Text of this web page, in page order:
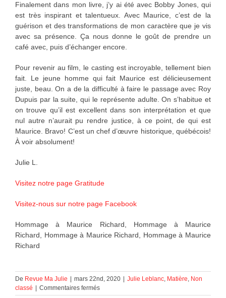
Finalement dans mon livre, j’y ai été avec Bobby Jones, qui
est très inspirant et talentueux. Avec Maurice, c’est de la
guérison et des transformations de mon caractère que je vis
avec sa présence. Ça nous donne le goût de prendre un
café avec, puis d’échanger encore.
Pour revenir au film, le casting est incroyable, tellement bien
fait. Le jeune homme qui fait Maurice est délicieusement
juste, beau. On a de la difficulté à faire le passage avec Roy
Dupuis par la suite, qui le représente adulte. On s’habitue et
on trouve qu’il est excellent dans son interprétation et que
nul autre n’aurait pu rendre justice, à ce point, de qui est
Maurice. Bravo! C’est un chef d’œuvre historique, québécois!
À voir absolument!
Julie L.
Visitez notre page Gratitude
Visitez-nous sur notre page Facebook
Hommage à Maurice Richard, Hommage à Maurice
Richard, Hommage à Maurice Richard, Hommage à Maurice
Richard
De Revue Ma Julie mars 22nd, 2020 Julie Leblanc, Matière, Non
classé
Commentaires ferméssur